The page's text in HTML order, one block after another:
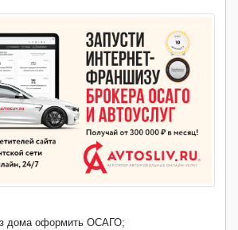
дома оформить ОСАГО;